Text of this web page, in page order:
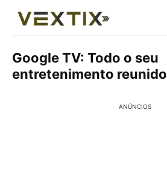
Google TV: Todo o seu
entretenimento reunido
ANÚNCIOS